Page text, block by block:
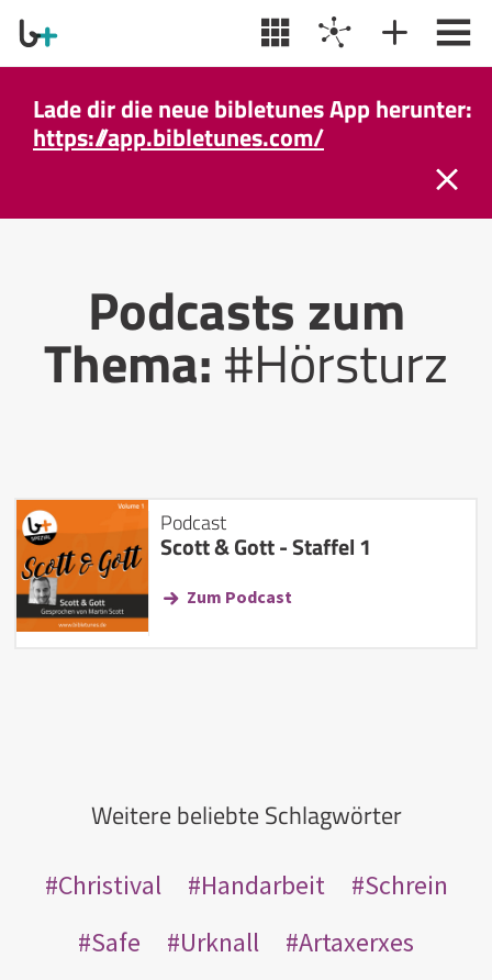
Lade dir die neue bibletunes App herunter:
https://app.bibletunes.com/
Podcasts zum
Thema:#Hörsturz
Podcast
Scott & Gott - Staffel 1
Zum Podcast
Weitere beliebte Schlagwörter
Christival Handarbeit
Schrein
Safe
Urknall
Artaxerxes